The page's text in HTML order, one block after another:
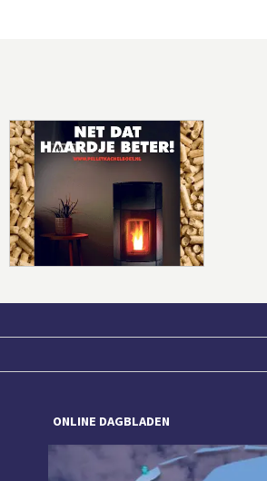
ONLINE DAGBLADEN